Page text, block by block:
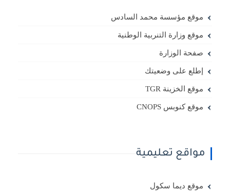
موقع مؤسسة محمد السادس
موقع وزارة التنربية الوطنية
صفحة الوزارة
إطلع على وضعيتك
موقع الخزينة TGR
موقع كنوبس CNOPS
مواقع تعليمية
موقع ديما سكول